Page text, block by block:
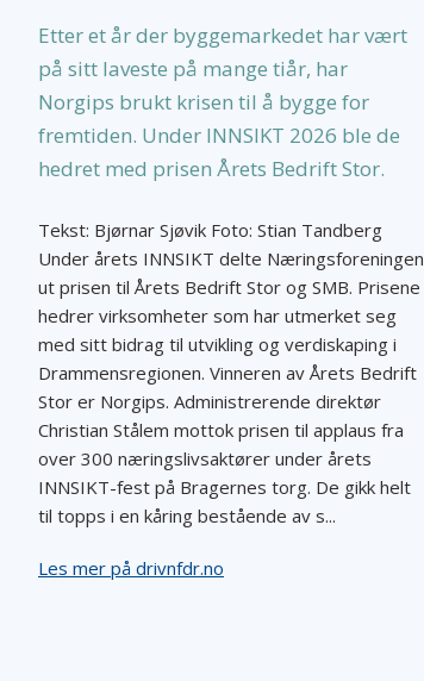
Etter et år der byggemarkedet har vært
på sitt laveste på mange tiår, har
Norgips brukt krisen til å bygge for
fremtiden. Under INNSIKT 2026 ble de
hedret med prisen Årets Bedrift Stor.
Tekst: Bjørnar Sjøvik Foto: Stian Tandberg
Under årets INNSIKT delte Næringsforeningen
ut prisen til Årets Bedrift Stor og SMB. Prisene
hedrer virksomheter som har utmerket seg
med sitt bidrag til utvikling og verdiskaping i
Drammensregionen. Vinneren av Årets Bedrift
Stor er Norgips. Administrerende direktør
Christian Stålem mottok prisen til applaus fra
over 300 næringslivsaktører under årets
INNSIKT-fest på Bragernes torg. De gikk helt
til topps i en kåring bestående av s...
Les mer på drivnfdr.no